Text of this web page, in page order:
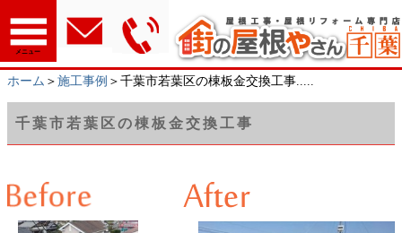
メニュー
ホーム ＞ 施工事例 ＞千葉市若葉区の棟板金交換工事.....
千葉市若葉区の棟板金交換工事